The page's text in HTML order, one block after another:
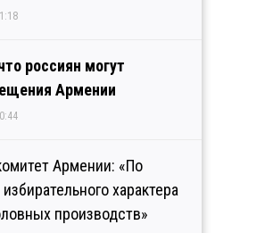
россиян могут
Армении
Армении: «По
характера
производств»